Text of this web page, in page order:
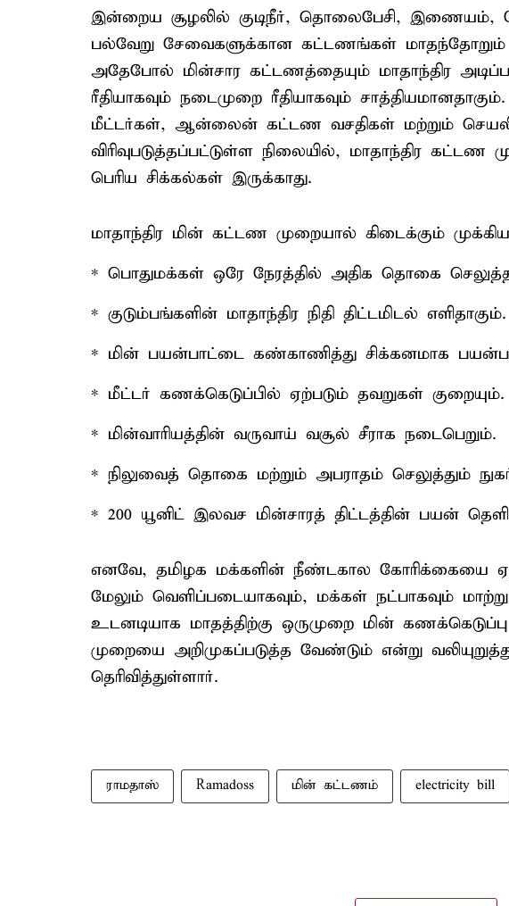
இன்றைய சூழலில் குடிநீர், தொலைபேசி, இணையம்,
பல்வேறு சேவைகளுக்கான கட்டணங்கள் மாதந்தோறும்
அதேபோல் மின்சார கட்டணத்தையும் மாதாந்திர
ரீதியாகவும் நடைமுறை ரீதியாகவும்
மீட்டர்கள், ஆன்லைன் கட்டண வசதிகள் மற்றும்
விரிவுபடுத்தப்பட்டுள்ள நிலையில், மாதாந்திர
பெரிய சிக்கல்கள் இருக்காது.
மாதாந்திர மின் கட்டண முறையால் கிடைக்கும்
* பொதுமக்கள் ஒரே நேரத்தில் அதிக தொகை
* குடும்பங்களின் மாதாந்திர நிதி திட்டமிடல் எளிதாகும்.
* மின் பயன்பாட்டை கண்காணித்து சிக்கனமாக
* மீட்டர் கணக்கெடுப்பில் ஏற்படும் தவறுகள் குறையும்.
* மின்வாரியத்தின் வருவாய் வசூல் சீராக நடைபெறும்.
* நிலுவைத் தொகை மற்றும் அபராதம் செலுத்தும்
* 200 யூனிட் இலவச மின்சாரத் திட்டத்தின் பயன்
எனவே, தமிழக மக்களின் நீண்டகால கோரிக்கையை
மேலும் வெளிப்படையாகவும், மக்கள் நட்பாகவும்
உடனடியாக மாதத்திற்கு ஒருமுறை மின்
முறையை அறிமுகப்படுத்த வேண்டும் என்று
தெரிவித்துள்ளார்.
ராமதாஸ் Ramadoss மின் கட்டணம் electricity bill